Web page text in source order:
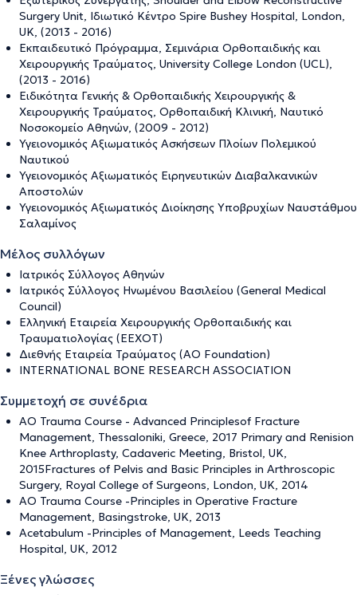
Surgery Unit, Ιδιωτικό Κέντρο Spire Bushey Hospital, London,
UK, (2013 - 2016)
Εκπαιδευτικό Πρόγραμμα, Σεμινάρια Ορθοπαιδικής και
Χειρουργικής Τραύματος, University College London (UCL),
(2013 - 2016)
Ειδικότητα Γενικής & Ορθοπαιδικής Χειρουργικής &
Χειρουργικής Τραύματος, Ορθοπαιδική Κλινική, Ναυτικό
Νοσοκομείο Αθηνών, (2009 - 2012)
Υγειονομικός Αξιωματικός Ασκήσεων Πλοίων Πολεμικού
Ναυτικού
Υγειονομικός Αξιωματικός Ειρηνευτικών Διαβαλκανικών
Αποστολών
Υγειονομικός Αξιωματικός Διοίκησης Υποβρυχίων Ναυστάθμου
Σαλαμίνος
Μέλος συλλόγων
Ιατρικός Σύλλογος Αθηνών
Ιατρικός Σύλλογος Ηνωμένου Βασιλείου (General Medical
Council)
Ελληνική Εταιρεία Χειρουργικής Ορθοπαιδικής και
Τραυματιολογίας (ΕΕΧΟΤ)
Διεθνής Εταιρεία Τραύματος (AO Foundation)
INTERNATIONAL BONE RESEARCH ASSOCIATION
Συμμετοχή σε συνέδρια
AO Trauma Course - Advanced Principlesof Fracture
Management, Thessaloniki, Greece, 2017 Primary and Renision
Knee Arthroplasty, Cadaveric Meeting, Bristol, UK,
2015Fractures of Pelvis and Basic Principles in Arthroscopic
Surgery, Royal College of Surgeons, London, UK, 2014
AO Trauma Course -Principles in Operative Fracture
Management, Basingstroke, UK, 2013
Acetabulum -Principles of Management, Leeds Teaching
Hospital, UK, 2012
Ξένες γλώσσες